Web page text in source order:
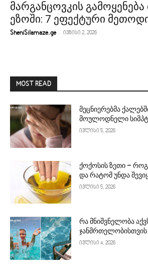
მარგანცოვკის
ეზოში: 7 ეფექტური
SheniSilamaze.ge - ივნისი 2, 2026
MOST READ
მეცნიერებმა
მოულოდნელი
ივლისი 5, 2026
ქოქოსის ზეთი –
და რატომ უნდა
ივლისი 5, 2026
რა მნიშვნელობა
ჯანმრთელობისთვის
ივლისი 4, 2026